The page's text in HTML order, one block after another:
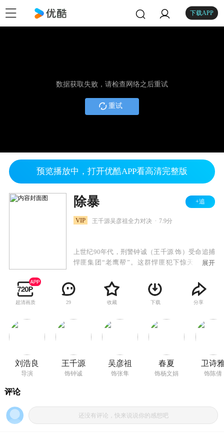
下载APP
数据获取失败，请检查网络之后重试
重试
预览播放中，打开优酷APP看高清完整版
除暴 +追
VIP 王千源吴彦祖全力对决 7.9分
上世纪90年代，刑警钟诚（王千源 饰）受命追捕
悍匪集团“老鹰帮”。这群悍匪犯下惊天连环劫
饰）更屡次恶意挑衅，矛头直指钟诚。为将“老鹰
帮”捉拿归案，钟诚带领刑警小队咬死不放，誓与
恶势力斗争到底。数年间，警匪上演了一次次紧
双方展开殊死对决。
展开
超清画质 29 收藏 下载 分享
刘浩良
导演
王千源
饰钟诚
吴彦祖
饰张隼
春夏
饰杨文娟
卫诗
饰陈倩